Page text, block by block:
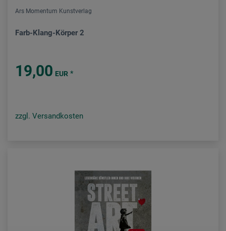
Ars Momentum Kunstverlag
Farb-Klang-Körper 2
19,00 EUR *
zzgl. Versandkosten